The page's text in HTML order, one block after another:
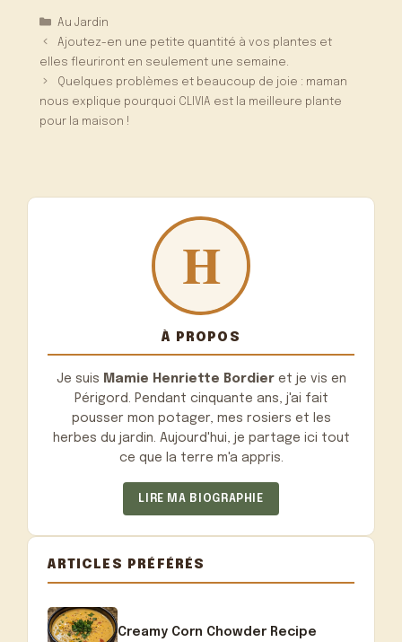
Catégories
Au Jardin
Ajoutez-en une petite quantité à vos plantes et
elles fleuriront en seulement une semaine.
Quelques problèmes et beaucoup de joie : maman
nous explique pourquoi CLIVIA est la meilleure plante
pour la maison !
À PROPOS
Je suis Mamie Henriette Bordieret je vis en
Périgord. Pendant cinquante ans, j'ai fait
pousser mon potager, mes rosiers et les
herbes du jardin. Aujourd'hui, je partage ici tout
ce que la terre m'a appris.
LIRE MA BIOGRAPHIE
ARTICLES PRÉFÉRÉS
Creamy Corn Chowder Recipe